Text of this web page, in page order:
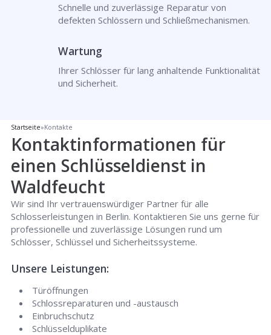
Schnelle und zuverlässige Reparatur von
defekten Schlössern und Schließmechanismen.
Wartung
Ihrer Schlösser für lang anhaltende Funktionalität
und Sicherheit.
Startseite»Kontakte
Kontaktinformationen für
einen Schlüsseldienst in
Waldfeucht
Wir sind Ihr vertrauenswürdiger Partner für alle
Schlosserleistungen in Berlin. Kontaktieren Sie uns gerne für
professionelle und zuverlässige Lösungen rund um
Schlösser, Schlüssel und Sicherheitssysteme.
Unsere Leistungen:
Türöffnungen
Schlossreparaturen und -austausch
Einbruchschutz
Schlüsselduplikate